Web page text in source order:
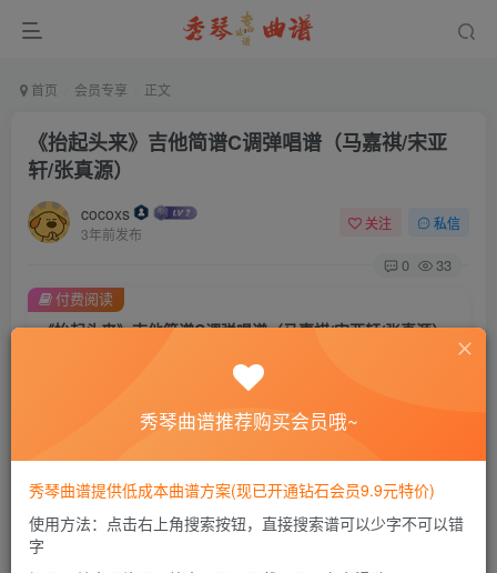
首页 会员专享 正文
《抬起头来》吉他简谱C调弹唱谱（马嘉祺/宋亚
轩/张真源）
cocoxs
3年前发布
关注 私信
0 33
《抬起头来》吉他简谱C调弹唱谱（马嘉祺/宋亚轩/张真源）
会员专属资源
免费
您暂无购买权限，请先开通会员
开通会员
付费阅读
秀琴曲谱推荐购买会员哦~
秀琴曲谱提供低成本曲谱方案(现已开通钻石会员9.9元特价)
使用方法：点击右上角搜索按钮，直接搜索谱可以少字不可以错
字